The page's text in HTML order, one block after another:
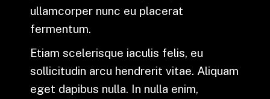
ullamcorper nunc eu placerat
fermentum.
Etiam scelerisque iaculis felis, eu
sollicitudin arcu hendrerit vitae. Aliquam
eget dapibus nulla. In nulla enim,